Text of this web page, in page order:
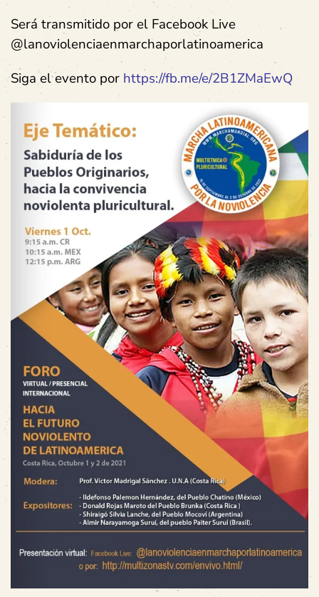
Será transmitido por el Facebook Live
@lanoviolenciaenmarchaporlatinoamerica
Siga el evento por https://fb.me/e/2B1ZMaEwQ